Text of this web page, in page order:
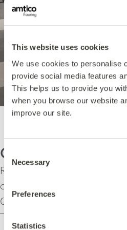
This website uses cookies
We use cookies to personalise
provide social media features
This helps us to provide you
when you browse our website
improve our site.
Consent
Selection
Necessary
Preferences
Statistics
Collection
Revêtement de sol en
amovible, avec une
0,55 mm, rapide à installer